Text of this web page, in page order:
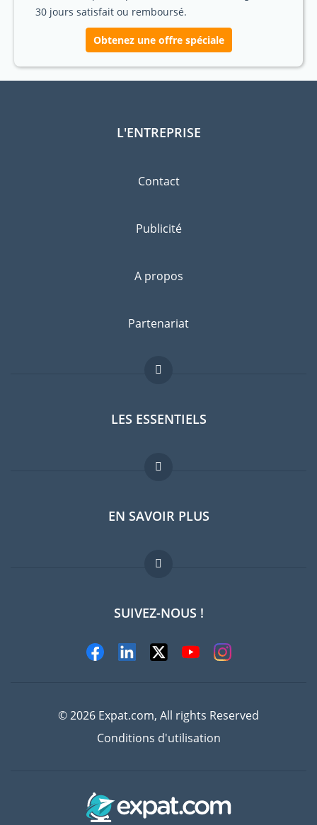
30 jours satisfait ou remboursé.
Obtenez une offre spéciale
L'ENTREPRISE
Contact
Publicité
A propos
Partenariat
LES ESSENTIELS
Forum expatriés
Guides pays
Offres d'emploi
EN SAVOIR PLUS
FAQ
Experts
SUIVEZ-NOUS !
© 2026 Expat.com, All rights Reserved
Conditions d'utilisation